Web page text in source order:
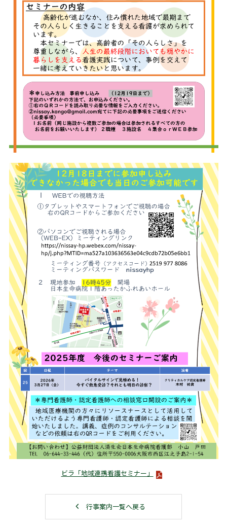
ビラ「地域連携看護セミナー」
行事案内一覧へ戻る